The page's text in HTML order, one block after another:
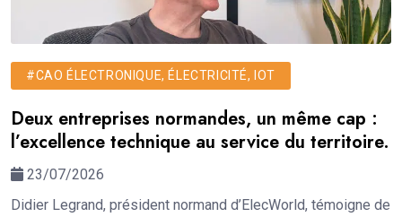
#CAO ÉLECTRONIQUE, ÉLECTRICITÉ, IOT
Deux entreprises normandes, un même cap :
l’excellence technique au service du territoire.
23/07/2026
Didier Legrand, président normand d’ElecWorld, témoigne de